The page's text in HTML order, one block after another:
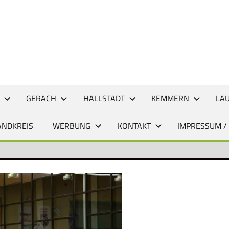
GERACH HALLSTADT KEMMERN
WERBUNG KONTAKT IMPRESSUM /